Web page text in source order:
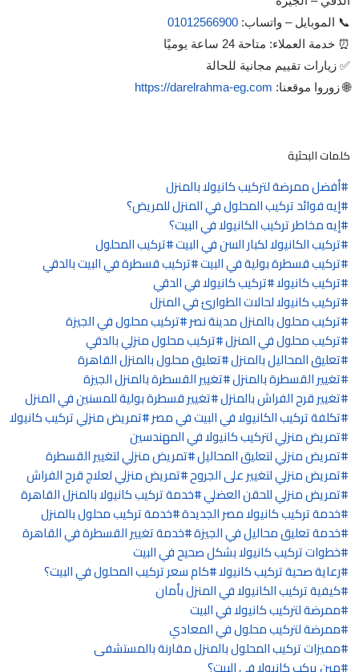
📞 الموبايل – واتساب:01012566900
⏰ خدمة العملاء: متاحة 24 ساعة يوميًا
✅ زيارات تقييم مجانية للحالة
🌐 زوروا موقعنا: https://darelrahma-eg.com
كلمات البحثية
أفضل ممرضة لتركيب كانيولا بالمنزل
إيه فوائد تركيب المحلول في المنزل للمريض؟
إيه مخاطر تركيب الكانيولا في البيت؟
تركيب الكانيولا لكبار السن في البيت تركيب المحلول
تركيب قسطرة بولية في البيت تركيب قسطرة في البيت بالدقي
تركيب كانيولا تركيب كانيولا في الدقي
تركيب كانيولا لحالات الطوارئ في المنزل
تركيب محلول بالمنزل مدينة نصر تركيب محلول في الجيزة
تركيب محلول في المنزل تركيب محلول منزلي بالدقي
تعليق المحاليل بالمنزل تعليق محلول بالمنزل القاهرة
تغيير القسطرة بالمنزل تغيير القسطرة بالمنزل الجيزة
تغيير قرح الفراش بالمنزل تغيير قسطرة بولية للمسنين في المنزل
تكلفة تركيب الكانيولا في البيت في مصر تمريض منزلي تركيب كانيولا
تمريض منزلي لتركيب كانيولا في المهندسين
تمريض منزلي لتعليق المحاليل تمريض منزلي لتغيير القسطرة
تمريض منزلي لتغيير على الجروح تمريض منزلي لعلاج قرح الفراش
تمريض منزلي للحقن العضلي خدمة تركيب كانيولا بالمنزل القاهرة
خدمة تركيب كانيولا مصر الجديدة خدمة تركيب محلول بالمنزل
خدمة تعليق محاليل في الجيزة خدمة تغيير القسطرة في القاهرة
خطوات تركيب كانيولا بشكل صحيح في البيت
رعاية صحية تركيب كانيولا كام سعر تركيب المحلول في البيت؟
كيفية تركيب الكانيولا في المنزل بأمان
ممرضة لتركيب كانيولا في البيت
ممرضة لتركيب محلول في المعادي
مميزات تركيب المحلول بالمنزل مقارنة بالمستشفى